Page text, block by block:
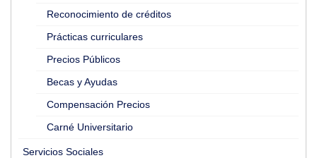
Reconocimiento de créditos
Prácticas curriculares
Precios Públicos
Becas y Ayudas
Compensación Precios
Carné Universitario
Servicios Sociales